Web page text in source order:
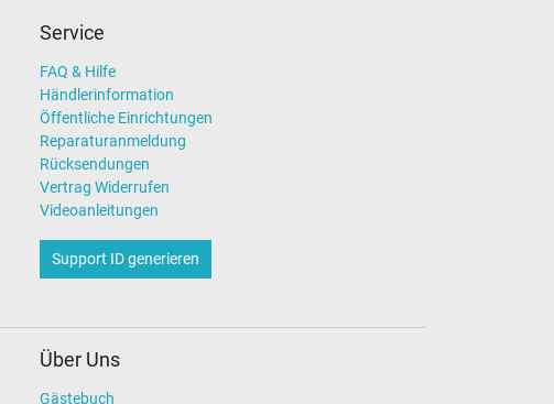
Service
FAQ & Hilfe
Händlerinformation
Öffentliche Einrichtungen
Reparaturanmeldung
Rücksendungen
Vertrag Widerrufen
Videoanleitungen
Support ID generieren
Über Uns
Gästebuch